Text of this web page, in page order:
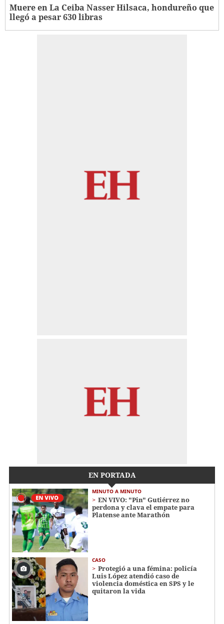
Muere en La Ceiba Nasser Hilsaca, hondureño que
llegó a pesar 630 libras
EN PORTADA
MINUTO A MINUTO
EN VIVO: "Pin" Gutiérrez no
perdona y clava el empate para
Platense ante Marathón
CASO
Protegió a una fémina: policía
Luis López atendió caso de
violencia doméstica en SPS y le
quitaron la vida